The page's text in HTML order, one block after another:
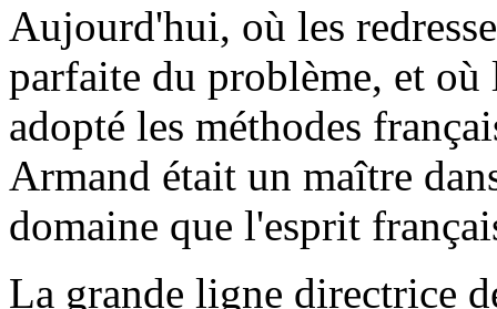
Aujourd'hui, où les
parfaite du problème, et où
adopté les méthodes
Armand était un maître
domaine que l'esprit
La grande ligne directrice